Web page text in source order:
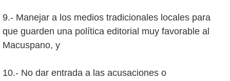
9.- Manejar a los medios tradicionales locales para
que guarden una política editorial muy favorable al
Macuspano, y
10.- No dar entrada a las acusaciones o